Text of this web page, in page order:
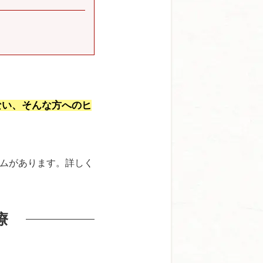
、そんな方へのヒ
があります。詳しく